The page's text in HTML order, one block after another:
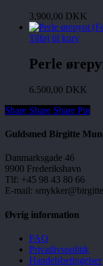
3.900,00 DKK
Tilføj til kurv
Perle
6.500,00 DKK
Share
Share Share Share Pin
Guldsmed Birgitte
Danmarksgade 46
9900 Frederikshavn
Tlf: +45 98 43 80 66
E-mail:
Øvrig information
FAQ
Privatlivspolitik
Handelsbetingelser